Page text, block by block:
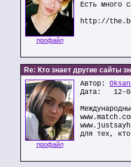
профайл
Есть много
http://
Re: Кто знает другие сайты
профайл
Автор:
Дата: 12-
для тех,